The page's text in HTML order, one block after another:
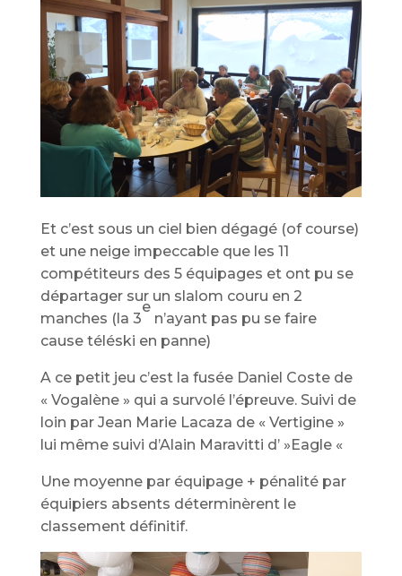
Et c’est sous un ciel bien dégagé (of course)
et une neige impeccable que les 11
compétiteurs des 5 équipages et ont pu se
départager sur un slalom couru en 2
manches (la 3
e
n’ayant pas pu se faire
cause téléski en panne)
A ce petit jeu c’est la fusée Daniel Coste de
« Vogalène » qui a survolé l’épreuve. Suivi de
loin par Jean Marie Lacaza de « Vertigine »
lui même suivi d’Alain Maravitti d’ »Eagle «
Une moyenne par équipage + pénalité par
équipiers absents déterminèrent le
classement définitif.